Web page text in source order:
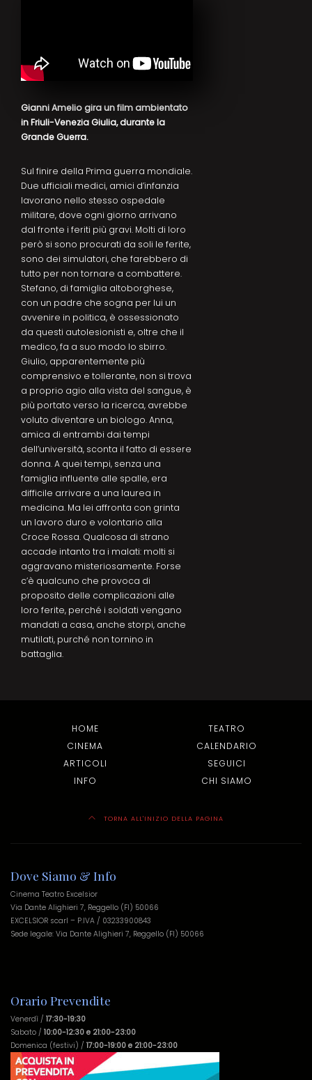
Gianni Amelio gira un film ambientato
in Friuli-Venezia Giulia, durante la
Grande Guerra.
Sul finire della Prima guerra mondiale.
Due ufficiali medici, amici d’infanzia
lavorano nello stesso ospedale
militare, dove ogni giorno arrivano
dal fronte i feriti più gravi. Molti di loro
però si sono procurati da soli le ferite,
sono dei simulatori, che farebbero di
tutto per non tornare a combattere.
Stefano, di famiglia altoborghese,
con un padre che sogna per lui un
avvenire in politica, è ossessionato
da questi autolesionisti e, oltre che il
medico, fa a suo modo lo sbirro.
Giulio, apparentemente più
comprensivo e tollerante, non si trova
a proprio agio alla vista del sangue, è
più portato verso la ricerca, avrebbe
voluto diventare un biologo. Anna,
amica di entrambi dai tempi
dell’università, sconta il fatto di essere
donna. A quei tempi, senza una
famiglia influente alle spalle, era
difficile arrivare a una laurea in
medicina. Ma lei affronta con grinta
un lavoro duro e volontario alla
Croce Rossa. Qualcosa di strano
accade intanto tra i malati: molti si
aggravano misteriosamente. Forse
c’è qualcuno che provoca di
proposito delle complicazioni alle
loro ferite, perché i soldati vengano
mandati a casa, anche storpi, anche
mutilati, purché non tornino in
battaglia.
HOME
TEATRO
CINEMA
CALENDARIO
ARTICOLI
SEGUICI
INFO
CHI SIAMO
TORNA ALL'INIZIO DELLA PAGINA
Dove Siamo & Info
Cinema Teatro Excelsior
Via Dante Alighieri 7, Reggello (FI) 50066
EXCELSIOR scarl – P.IVA / 03233900843
Sede legale: Via Dante Alighieri 7, Reggello (FI) 50066
Orario Prevendite
Venerdì / 17:30-19:30
Sabato / 10:00-12:30 e 21:00-23:00
Domenica (festivi) / 17:00-19:00 e 21:00-23:00